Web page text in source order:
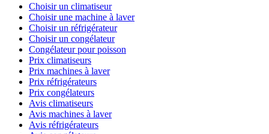
Choisir un climatiseur
Choisir une machine à laver
Choisir un réfrigérateur
Choisir un congélateur
Congélateur pour poisson
Prix climatiseurs
Prix machines à laver
Prix réfrigérateurs
Prix congélateurs
Avis climatiseurs
Avis machines à laver
Avis réfrigérateurs